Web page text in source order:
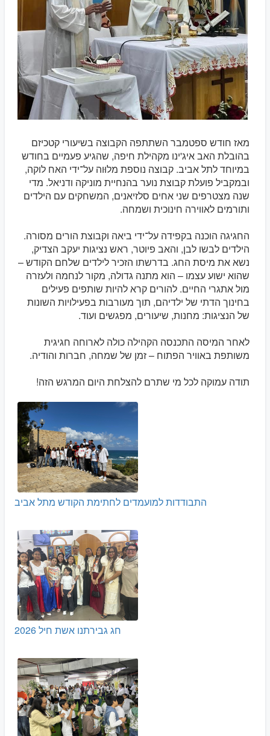
מאז חודש ספטמבר השתתפה הקבוצה בשיעורי קטכיזם
בהובלת האב איג'ינו מקהילת חיפה, שהגיע פעמיים בחודש
במיוחד לתל אביב. קבוצה נוספת מלוּוה על־ידי האח לוקה,
ובמקביל פועלת קבוצת נוער בהנחיית מוניקה ודניאל. מדי
שנה מצטרפים שני אחים סלזיאנים, המשחקים עם הילדים
ותורמים לאווירה חינוכית ושמחה.
החגיגה הוכנה בקפידה על־ידי ביאה וקבוצת הורים מסורה.
הילדים לבשו לבן, והאב פיוטר, ראש נציגות יעקב הצדיק,
נשא את מיסת החג. בדרשתו הזכיר לילדים שלחם הקודש –
שהוא ישוע עצמו – הוא מתנה גדולה, מקור לנחמה ולעזרה
מול אתגרי החיים. להורים קרא להיות שותפים פעילים
בחינוך הדתי של ילדיהם, תוך מעורבות בפעילויות השונות
של הנציגות: מחנות, שיעורים, מפגשים ועוד.
לאחר המיסה התכנסה הקהילה כולה לארוחה חגיגית
משותפת באוויר הפתוח – זמן של שמחה, חברות והודיה.
תודה עמוקה לכל מי שתרם להצלחת היום המרגש הזה!
התבודדות למועמדים לחתימת הקודש מתל אביב
חג גבירתנו אשת חיל 2026